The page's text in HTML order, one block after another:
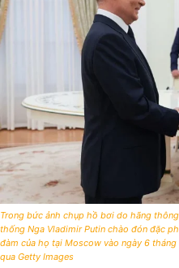
Trong bức ảnh chụp hồ bơi do hãng
thống Nga Vladimir Putin chào đón đặc
đàm của họ tại Moscow vào ngày 6 tháng
qua Getty Images